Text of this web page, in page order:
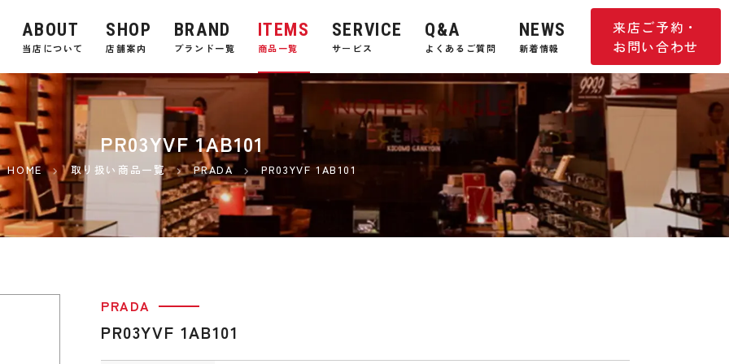
来店ご予約・
お問い合わせ
ABOUT
当店について
SHOP
店舗案内
BRAND
ブランド一覧
ITEMS
商品一覧
SERVICE
サービス
Q&A
よくあるご質問
NEWS
新着情報
PR03YVF 1AB101
HOME 取り扱い商品一覧 PRADA PR03YVF 1AB101
PRADA
PR03YVF 1AB101